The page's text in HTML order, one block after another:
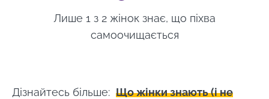
менструаціями та мікробіотою?
Чи існує ризик посилення вагінальних
Секс під час місячних: чи впливає він
Лише 1 з 2 жінок знає, що піхва
самоочищається
Дізнайтесь більше: Що жінки знають (і не